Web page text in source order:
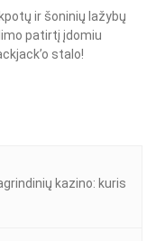
ir šoninių lažybų
patirtį įdomiu
stalo!
kazino: kuris